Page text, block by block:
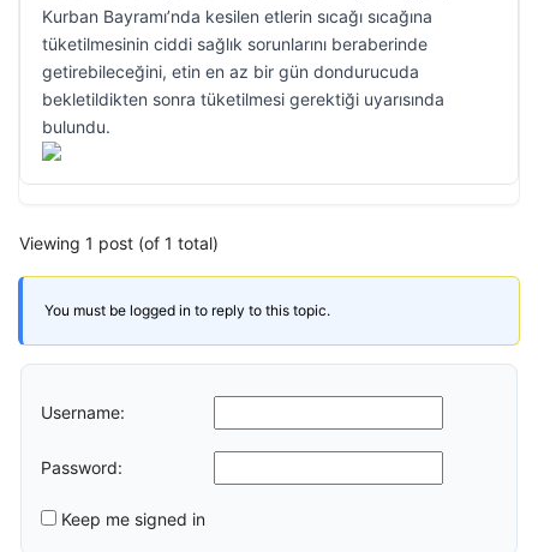
Kurban Bayramı’nda kesilen etlerin sıcağı sıcağına
tüketilmesinin ciddi sağlık sorunlarını beraberinde
getirebileceğini, etin en az bir gün dondurucuda
bekletildikten sonra tüketilmesi gerektiği uyarısında
bulundu.
Viewing 1 post (of 1 total)
You must be logged in to reply to this topic.
Username:
Password:
Keep me signed in